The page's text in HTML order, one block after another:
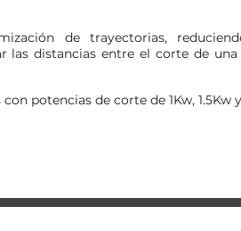
de trayectorias,
las distancias entre el corte de
potencias de corte de 1Kw, 1.5Kw